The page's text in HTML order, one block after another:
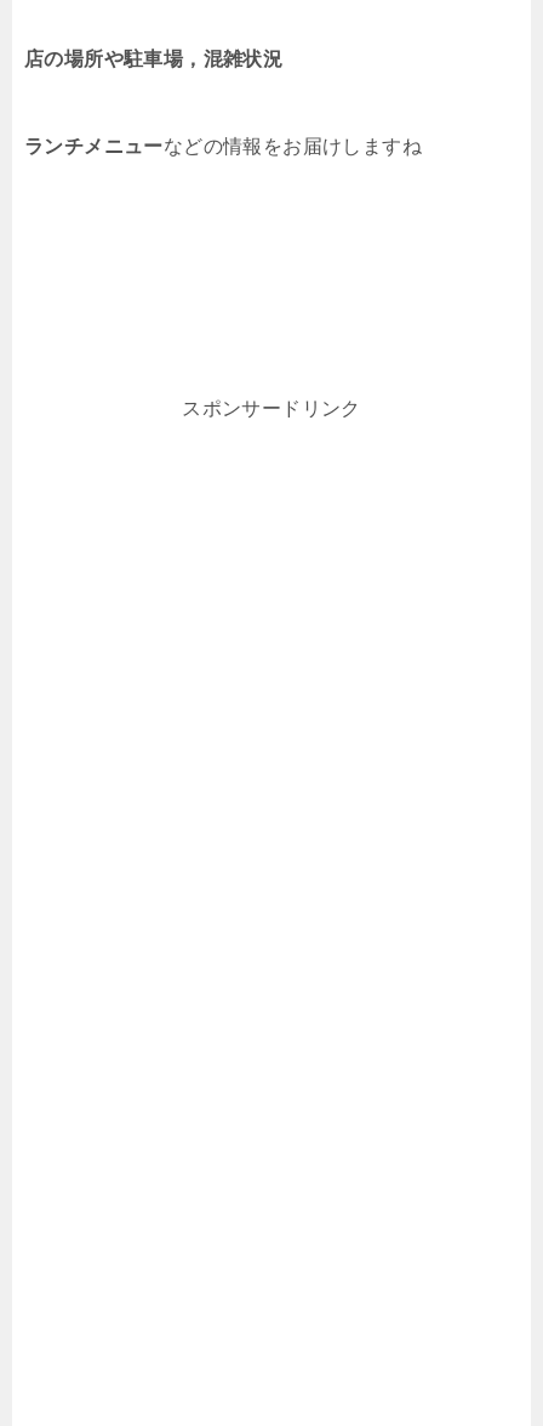
店の場所や駐車場， 混雑状況
ランチメニューなどの情報をお届けしますね
スポンサードリンク